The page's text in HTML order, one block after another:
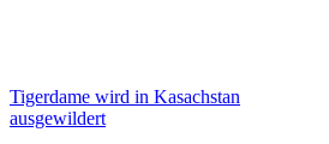
Tigerdame wird in Kasachstan
ausgewildert